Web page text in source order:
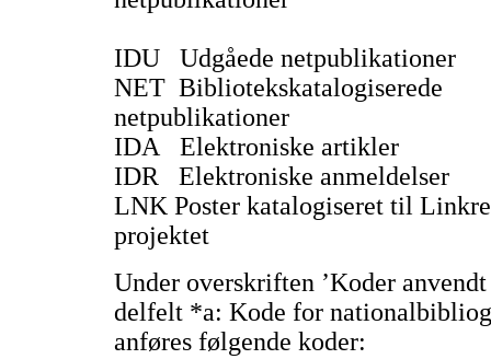
IDU Udgåede netpublikationer
NET Bibliotekskatalogiserede
netpublikationer
IDA Elektroniske artikler
IDR Elektroniske anmeldelser
LNK Poster katalogiseret til
projektet
Under overskriften ’Koder
delfelt *a: Kode for
anføres følgende koder: